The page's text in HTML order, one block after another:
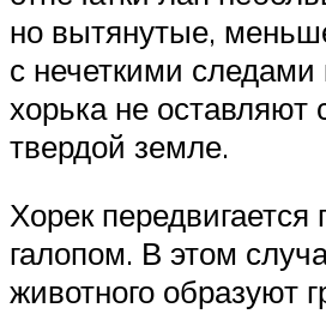
но вытянутые,
с нечеткими следами
хорька не оставляют
твердой земле.
Хорек передвигается
галопом. В этом
животного образуют